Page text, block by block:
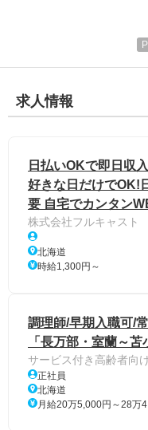
求人情報
日払いOKで即日収
好きな日だけでOK!
要 自宅でカンタン
株式会社フルキャスト
北海道
時給1,300円～
調理師/早期入職可/
「長万部・室蘭～苫
サービス付き高齢者向
正社員
北海道
月給20万5,000円～28万